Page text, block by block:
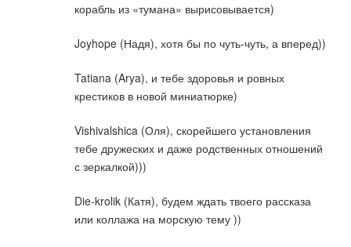
корабль из «тумана» вырисовывается)
Joyhope (Надя), хотя бы по чуть-чуть, а вперед))
Tatiana (Arya), и тебе здоровья и ровных
крестиков в новой миниатюрке)
Vishivalshica (Оля), скорейшего установления
тебе дружеских и даже родственных отношений
с зеркалкой)))
Die-krolik (Катя), будем ждать твоего рассказа
или коллажа на морскую тему ))